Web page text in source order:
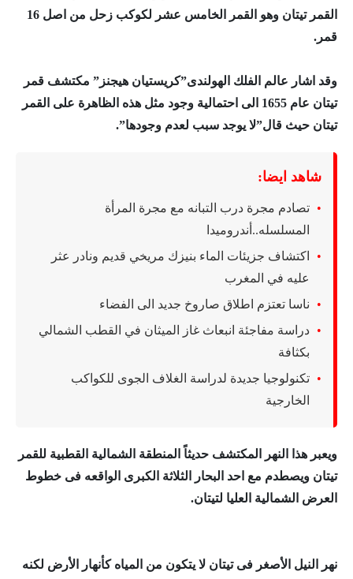
القمر تيتان وهو القمر الخامس عشر لكوكب زحل من اصل 16
قمر.
وقد اشار عالم الفلك الهولندى”كريستيان هيجنز” مكتشف قمر
تيتان عام 1655 الى احتمالية وجود مثل هذه الظاهرة على القمر
تيتان حيث قال”لا يوجد سبب لعدم وجودها”.
شاهد ايضا:
تصادم مجرة درب التبانه مع مجرة المرأة
المسلسله..أندروميدا
اكتشاف جزيئات الماء بنيزك مريخي قديم ونادر عثر
عليه في المغرب
ناسا تعتزم اطلاق صاروخ جديد الى الفضاء
دراسة مفاجئة انبعاث غاز الميثان في القطب الشمالي
بكثافة
تكنولوجيا جديدة لدراسة الغلاف الجوى للكواكب
الخارجية
ويعبر هذا النهر المكتشف حديثاً المنطقة الشمالية القطبية للقمر
تيتان ويصطدم مع احد البحار الثلاثة الكبرى الواقعه فى خطوط
العرض الشمالية العليا لتيتان.
نهر
النيل الأصغر فى تيتان لا يتكون من المياه كأنهار الأرض لكنه